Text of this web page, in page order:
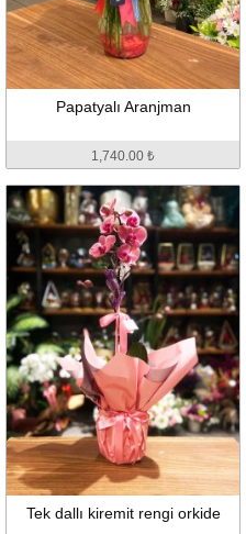
Papatyalı Aranjman
1,740.00 ₺
Tek dallı kiremit rengi orkide